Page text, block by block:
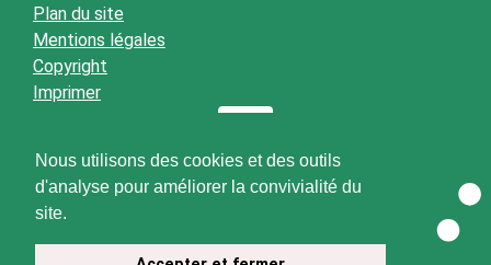
Nous utilisons des cookies et des outils
d'analyse pour améliorer la convivialité du
site.
Plan du site
Mentions légales
Copyright
Imprimer